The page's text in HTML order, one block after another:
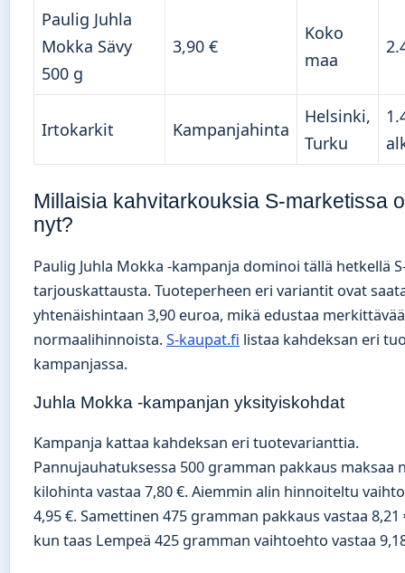
Paulig Juhla
Mokka Sävy
500 g
3,90 €
Koko
maa
Irtokarkit Kampanjahinta
Helsinki,
Turku
Millaisia kahvitarkouksia S-marketissa
nyt?
Paulig Juhla Mokka -kampanja dominoi tällä hetkellä
tarjouskattausta. Tuoteperheen eri variantit ovat
yhtenäishintaan 3,90 euroa, mikä edustaa
normaalihinnoista.S-kaupat.fi listaa kahdeksan eri
kampanjassa.
Juhla Mokka -kampanjan yksityiskohdat
Kampanja kattaa kahdeksan eri tuotevarianttia.
Pannujauhatuksessa 500 gramman pakkaus maksaa
kilohinta vastaa 7,80 €. Aiemmin alin hinnoiteltu
4,95 €. Samettinen 475 gramman pakkaus vastaa
kun taas Lempeä 425 gramman vaihtoehto vastaa